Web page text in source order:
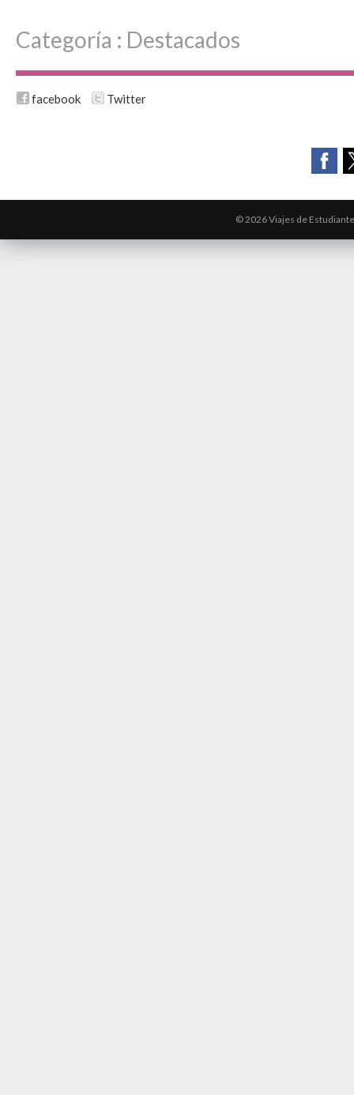
Categoría : Destacados
facebook Twitter
© 2026 Viajes de